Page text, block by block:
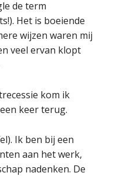
de term
Het is boeiende
wijzen waren mij
veel ervan klopt
kom ik
keer terug.
Ik ben bij een
aan het werk,
nadenken. De